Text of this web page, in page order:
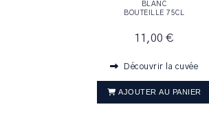
BLANC
BOUTEILLE 75CL
11,00 €
Découvrir la cuvée
AJOUTER AU PANIER